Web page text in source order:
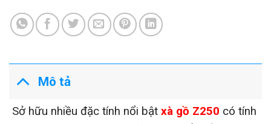
Mô tả
Sở hữu nhiều đặc tính nổi bật xà gồ Z250 có tính